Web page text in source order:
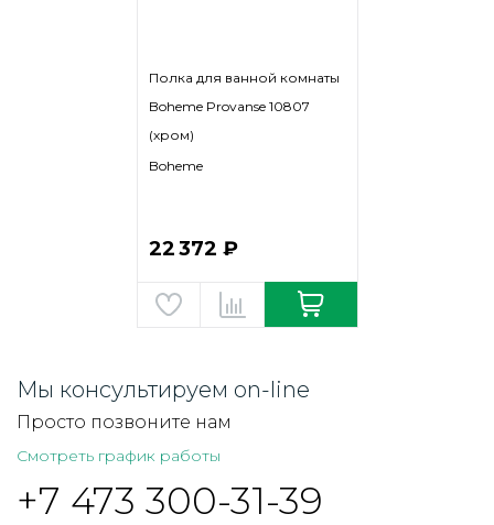
Полка для ванной комнаты
Boheme Provanse 10807
(хром)
Boheme
22 372 ₽
Мы консультируем on-line
Просто позвоните нам
Смотреть график работы
+7 473 300-31-39